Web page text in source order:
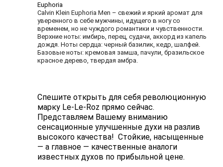
Euphoria
Calvin Klein Euphoria Men – свежий и яркий аромат для
уверенного в себе мужчины, идущего в ногу со
временем, но не чуждого романтики и чувственности.
Верхние ноты: имбирь, перец, судачи, аккорд из капель
дождя. Ноты сердца: черный базилик, кедр, шалфей.
Базовые ноты: кремовая замша, пачули, бразильское
красное дерево, твердая амбра.
Спешите открыть для себя революционную
марку Le-Le-Roz прямо сейчас.
Представляем Вашему вниманию
сенсационные улучшенные духи на разлив
высокого качества! Стойкие, насыщенные
— а главное — качественные аналоги
известных духов по прибыльной цене.